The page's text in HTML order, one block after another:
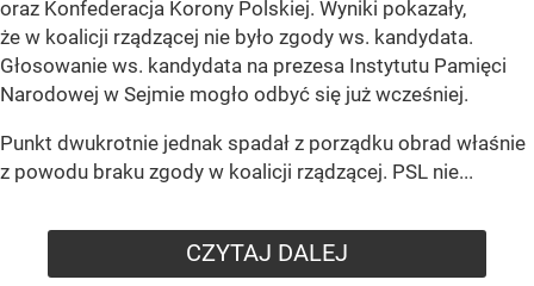
oraz Konfederacja Korony Polskiej. Wyniki pokazały,
że w koalicji rządzącej nie było zgody ws. kandydata.
Głosowanie ws. kandydata na prezesa Instytutu Pamięci
Narodowej w Sejmie mogło odbyć się już wcześniej.
Punkt dwukrotnie jednak spadał z porządku obrad właśnie
z powodu braku zgody w koalicji rządzącej. PSL nie...
CZYTAJ DALEJ